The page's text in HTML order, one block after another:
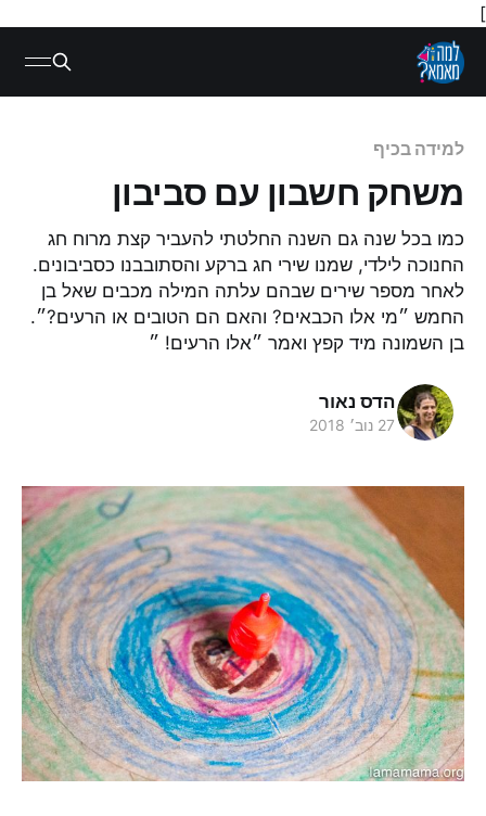
]
למידה בכיף
משחק חשבון עם סביבון
כמו בכל שנה גם השנה החלטתי להעביר קצת מרוח חג
החנוכה לילדי, שמנו שירי חג ברקע והסתובבנו כסביבונים.
לאחר מספר שירים שבהם עלתה המילה מכבים שאל בן
החמש ״מי אלו הכבאים? והאם הם הטובים או הרעים?״.
בן השמונה מיד קפץ ואמר ״אלו הרעים! ״
הדס נאור
27 נוב׳ 2018